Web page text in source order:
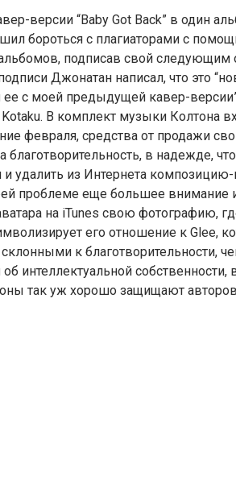
версии “Baby Got Back” в один
бороться с плагиаторами с
подписав свой следующим
Джонатан написал, что это
ее с моей предыдущей кавер-
В комплект музыки Колтона
февраля, средства от продажи
благотворительность, в надежде,
удалить из Интернета композицию-
проблеме еще большее внимание
на iTunes свою фотографию,
его отношение к Glee,
к благотворительности,
интеллектуальной собственности,
так уж хорошо защищают